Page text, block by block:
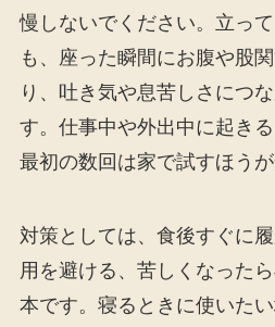
慢しないでください。立っ
も、座った瞬間にお腹や股
り、吐き気や息苦しさにつ
す。仕事中や外出中に起きる
最初の数回は家で試すほうが
対策としては、食後すぐに
用を避ける、苦しくなった
本です。寝るときに使いた